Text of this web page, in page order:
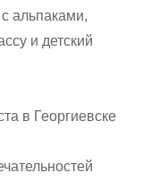
альпаками,
и детский
в Георгиевске